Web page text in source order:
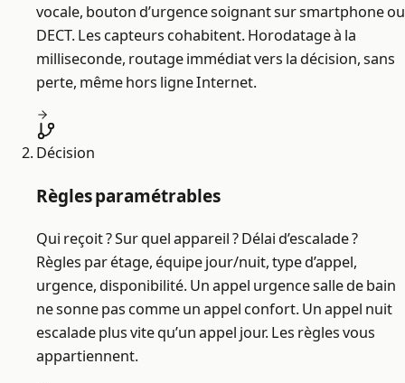
vocale, bouton d’urgence soignant sur smartphone ou
DECT. Les capteurs cohabitent. Horodatage à la
milliseconde, routage immédiat vers la décision, sans
perte, même hors ligne Internet.
Décision
Règles paramétrables
Qui reçoit ? Sur quel appareil ? Délai d’escalade ?
Règles par étage, équipe jour/nuit, type d’appel,
urgence, disponibilité. Un appel urgence salle de bain
ne sonne pas comme un appel confort. Un appel nuit
escalade plus vite qu’un appel jour. Les règles vous
appartiennent.